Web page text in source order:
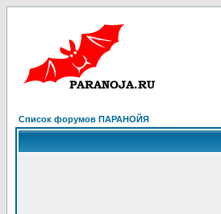
Список форумов ПАРАНОЙЯ